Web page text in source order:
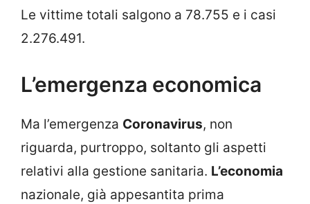
Le vittime totali salgono a 78.755 e i casi
2.276.491.
L’emergenza economica
Ma l’emergenza Coronavirus, non
riguarda, purtroppo, soltanto gli aspetti
relativi alla gestione sanitaria. L’economia
nazionale, già appesantita prima